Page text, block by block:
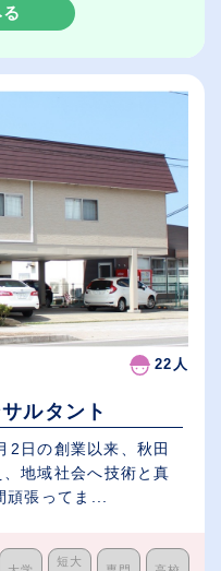
22人
ルタント
日の創業以来、秋田
地域社会へ技術と真
頑張ってま...
短大